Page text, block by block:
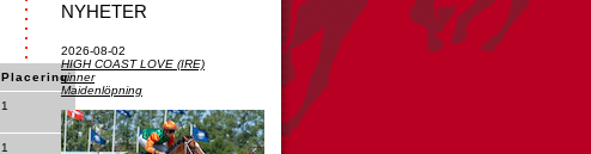
NYHETER
2026-08-02
HIGH COAST LOVE (IRE)
vinner
Maidenlöpning
Placering
1
1